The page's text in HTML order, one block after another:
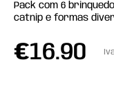
Pack com 6
catnip e formas
€16.90